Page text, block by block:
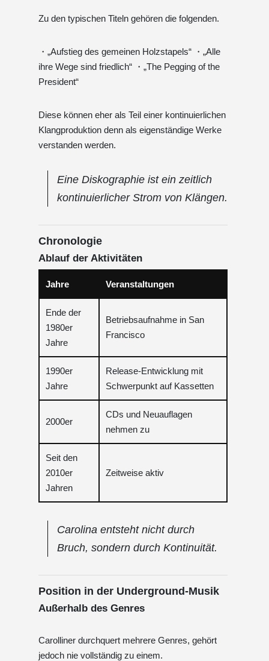
Zu den typischen Titeln gehören die folgenden.
・„Aufstieg des gemeinen Holzstapels“ ・„Alle
ihre Wege sind friedlich“ ・„The Pegging of the
President“
Diese können eher als Teil einer kontinuierlichen
Klangproduktion denn als eigenständige Werke
verstanden werden.
Eine Diskographie ist ein zeitlich
kontinuierlicher Strom von Klängen.
Chronologie
Ablauf der Aktivitäten
Jahre Veranstaltungen
Ende der
1980er
Jahre
Betriebsaufnahme in San
Francisco
1990er
Jahre
Release-Entwicklung mit
Schwerpunkt auf Kassetten
2000er
CDs und Neuauflagen
nehmen zu
Seit den
2010er
Jahren
Zeitweise aktiv
Carolina entsteht nicht durch
Bruch, sondern durch Kontinuität.
Position in der Underground-Musik
Außerhalb des Genres
Carolliner durchquert mehrere Genres, gehört
jedoch nie vollständig zu einem.